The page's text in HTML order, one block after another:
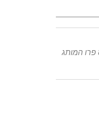
גשר צמח *9924 צ׳יטו טיגו 8 פרו המותג